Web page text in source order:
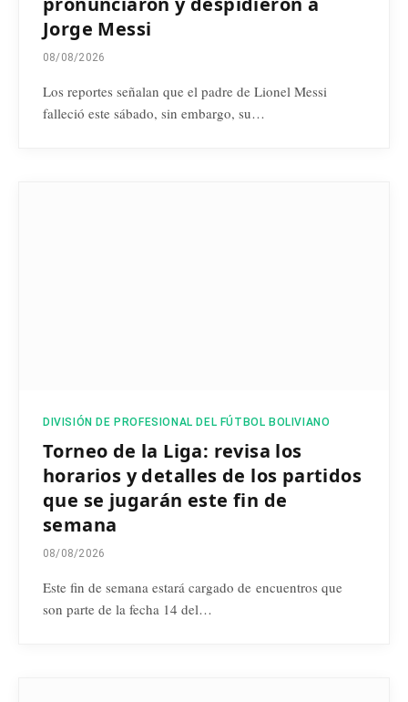
Jorge Messi
08/08/2026
Los reportes señalan que el padre de Lionel Messi
falleció este sábado, sin embargo, su…
DIVISIÓN DE PROFESIONAL DEL FÚTBOL BOLIVIANO
Torneo de la Liga: revisa los
horarios y detalles de los partidos
que se jugarán este fin de
semana
08/08/2026
Este fin de semana estará cargado de encuentros que
son parte de la fecha 14 del…